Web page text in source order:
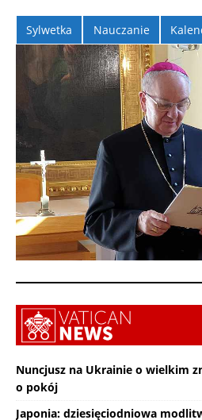
Sylwetka Nauczanie
Nuncjusz na Ukrainie o wielkim
o pokój
Japonia: dziesięciodniowa